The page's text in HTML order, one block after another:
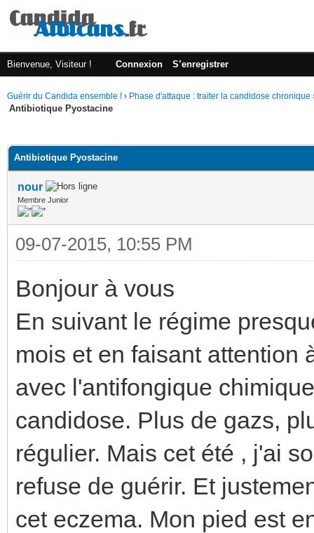
Bienvenue, Visiteur ! Connexion S’enregistrer
Guérir du Candida ensemble ! › Phase d'attaque : traiter la candidose chronique
Antibiotique Pyostacine
Antibiotique Pyostacine
nour
Membre Junior
09-07-2015, 10:55 PM
Bonjour à vous
En suivant le régime
mois et en faisant attention
avec l'antifongique
candidose. Plus de gazs,
régulier. Mais cet été , j'ai
refuse de guérir. Et
cet eczema. Mon pied est